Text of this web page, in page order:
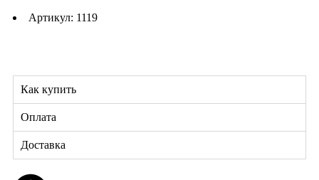
Артикул: 1119
Как купить
Оплата
Доставка